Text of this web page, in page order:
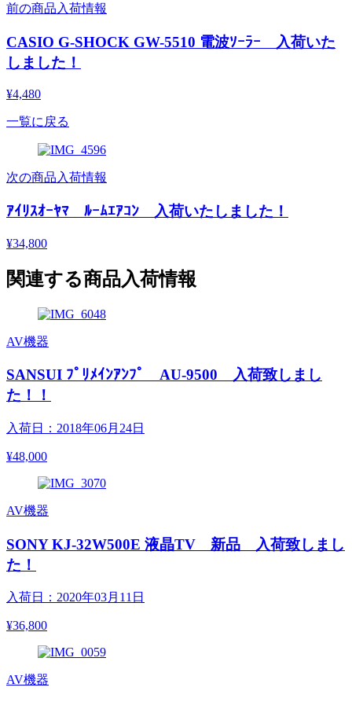
前の商品入荷情報
CASIO G-SHOCK GW-5510 電波ｿｰﾗｰ 入荷いた
しました！
¥4,480
一覧に戻る
次の商品入荷情報
ｱｲﾘｽｵｰﾔﾏ ﾙｰﾑｴｱｺﾝ 入荷いたしました！
¥34,800
関連する商品入荷情報
AV機器
SANSUI ﾌﾟﾘﾒｲﾝｱﾝﾌﾟ AU-9500 入荷致しまし
た！！
入荷日：2018年06月24日
¥48,000
AV機器
SONY KJ-32W500E 液晶TV 新品 入荷致しまし
た！
入荷日：2020年03月11日
¥36,800
AV機器